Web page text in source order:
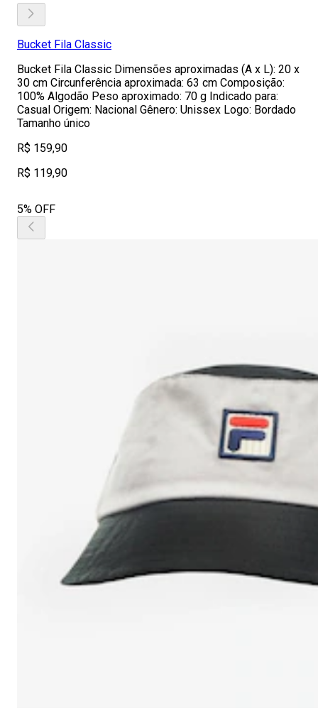
Bucket Fila Classic
Bucket Fila Classic Dimensões aproximadas (A x L): 20 x
30 cm Circunferência aproximada: 63 cm Composição:
100% Algodão Peso aproximado: 70 g Indicado para:
Casual Origem: Nacional Gênero: Unissex Logo: Bordado
Tamanho único
R$ 159,90
R$ 119,90
5% OFF